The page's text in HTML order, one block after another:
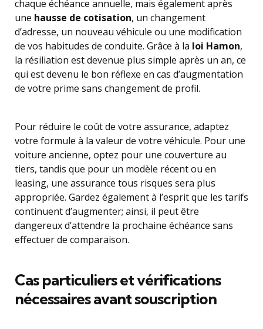
chaque échéance annuelle, mais également après
une hausse de cotisation, un changement
d’adresse, un nouveau véhicule ou une modification
de vos habitudes de conduite. Grâce à la loi Hamon,
la résiliation est devenue plus simple après un an, ce
qui est devenu le bon réflexe en cas d’augmentation
de votre prime sans changement de profil.
Pour réduire le coût de votre assurance, adaptez
votre formule à la valeur de votre véhicule. Pour une
voiture ancienne, optez pour une couverture au
tiers, tandis que pour un modèle récent ou en
leasing, une assurance tous risques sera plus
appropriée. Gardez également à l’esprit que les tarifs
continuent d’augmenter; ainsi, il peut être
dangereux d’attendre la prochaine échéance sans
effectuer de comparaison.
Cas particuliers et vérifications
nécessaires avant souscription